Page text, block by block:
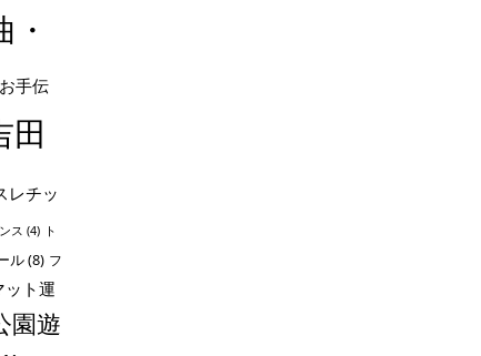
お手伝
田
レチッ
ス (4) ト
ル(8) フ
ット運
園遊